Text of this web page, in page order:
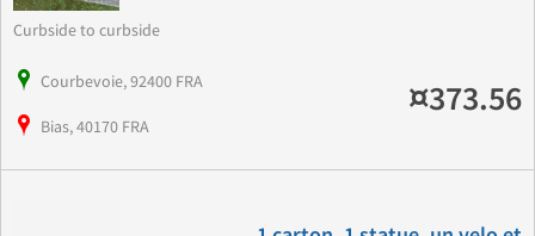
Curbside to curbside
Courbevoie, 92400 FRA
Bias, 40170 FRA
¤373.56